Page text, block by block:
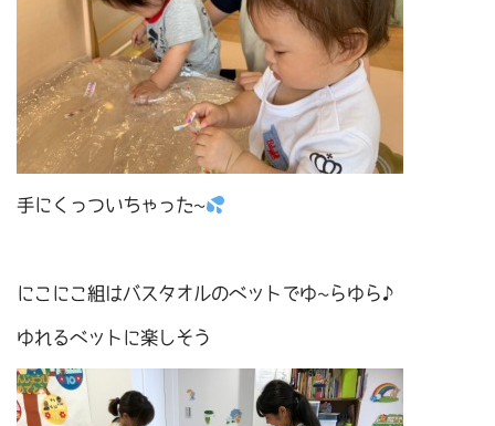
手にくっついちゃった~
にこにこ組はバスタオルのベットでゆ~らゆら♪
ゆれるベットに楽しそう